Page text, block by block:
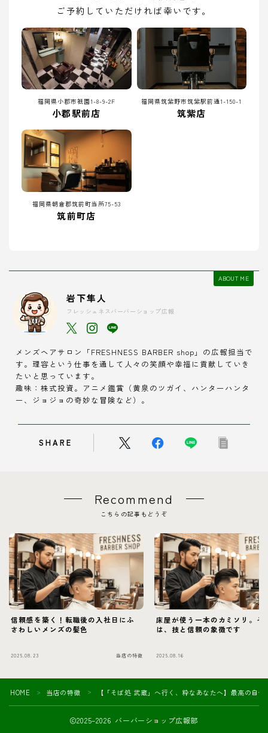
ご予約していただければ幸いです。
福岡県小郡市祇園1-8-9-2F
小郡駅前店
福岡県筑紫野市筑紫駅前通1-150-1
筑紫店
福岡県朝倉郡筑前町当所75-53
筑前町店
ABOUT ME
岩下隼人
フレッシュネスバーバーショップ広報
メンズヘアサロン「FRESHNESS BARBER shop」の広報担当で
す。理容という仕事を通して人々の笑顔や幸福に貢献していき
たいと思っています。
趣味：株式投資。アニメ鑑賞（黄泉のツガイ、ハンターハンタ
ー、ジョジョの奇妙な冒険など）。
SHARE
Recommend
こちらの記事もどうぞ
信頼感を築く！転職後の入社日にふ
さわしいメンズの髪色
2025.08.23 当店の特徴
床屋が使う一本のカミソリ。そ
は、技と信頼の象徴です
2025.08.16
HOME ＞ 当店の特徴 ＞ 【「そば処 武蔵」へ行く、粋なあなたへ】最高の自
2025–2026 バーバーショップ広報部